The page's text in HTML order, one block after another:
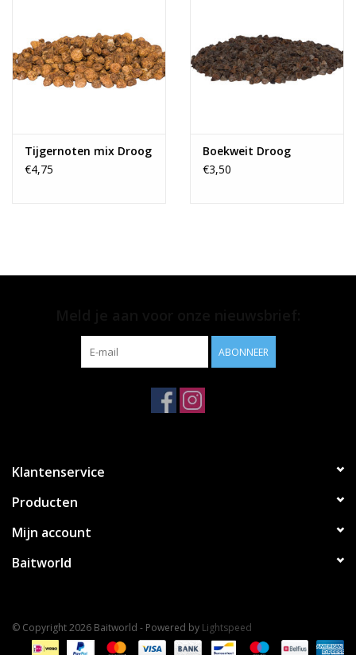
Tijgernoten mix Droog
€4,75
Boekweit Droog
€3,50
ABONNEER
Klantenservice
Producten
Mijn account
Baitworld
© Copyright 2026 Baitworld - Powered by Lightspeed